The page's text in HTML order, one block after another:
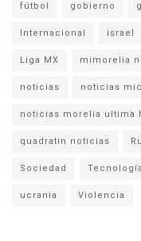
fútbol gobierno
Internacional israel
Liga MX mimorelia
noticias noticias
noticias morelia ultima
quadratin noticias
Sociedad Tecnología
ucrania Violencia